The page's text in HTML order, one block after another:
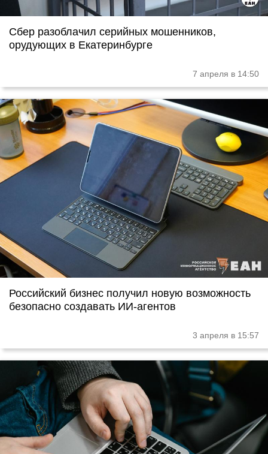
Сбер разоблачил серийных мошенников,
орудующих в Екатеринбурге
7 апреля в 14:50
Российский бизнес получил новую возможность
безопасно создавать ИИ-агентов
3 апреля в 15:57